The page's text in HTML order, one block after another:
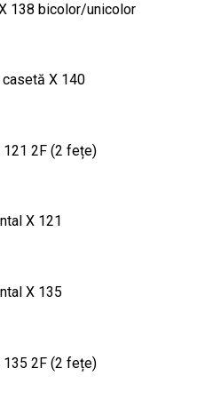
138 bicolor/unicolor
casetă X 140
121 2F (2 fețe)
X 121
X 135
135 2F (2 fețe)